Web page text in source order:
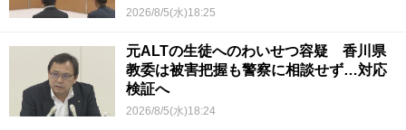
2026/8/5(水)18:25
元ALTの生徒へのわいせつ容疑 香川県
教委は被害把握も警察に相談せず…対応
検証へ
2026/8/5(水)18:24